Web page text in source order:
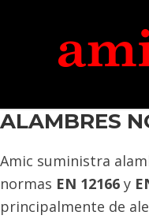
ALAMBRES
Amic suministra
normas EN 12166 y
principalmente de